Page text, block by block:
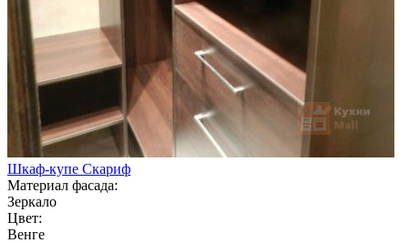
Шкаф-купе Скариф
Материал фасада:
Зеркало
Цвет:
Венге